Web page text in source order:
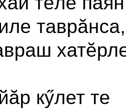
таврăнса,
кӳлет те